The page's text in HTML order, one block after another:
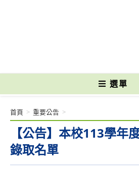
選單
【公告】本校113學年
錄取名單
首頁 > 重要公告 >